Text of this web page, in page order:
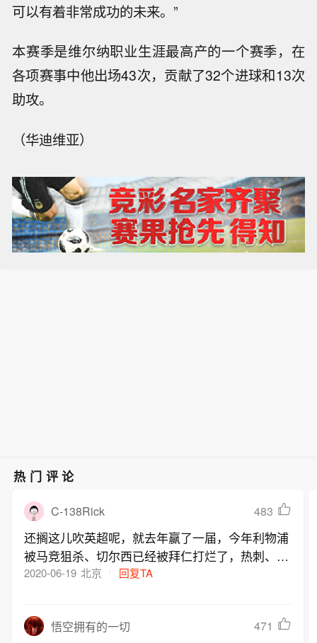
可以有着非常成功的未来。”
本赛季是维尔纳职业生涯最高产的一个赛季，在
各项赛事中他出场43次，贡献了32个进球和13次
助攻。
（华迪维亚）
热门评论
C-138Rick 483
还搁这儿吹英超呢，就去年赢了一届，今年利物浦
被马竞狙杀、切尔西已经被拜仁打烂了，热刺、阿
森纳什么水平不用我多说了吧。最后英超能看的除
2020-06-19 北京 回复TA
悟空拥有的一切 471